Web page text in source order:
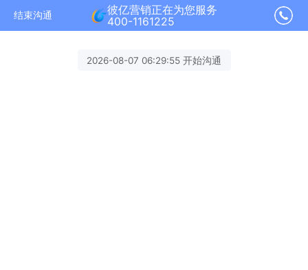
结束沟通
彼亿营销正在为您服务
400-1161225
2026-08-07 06:29:55 开始沟通